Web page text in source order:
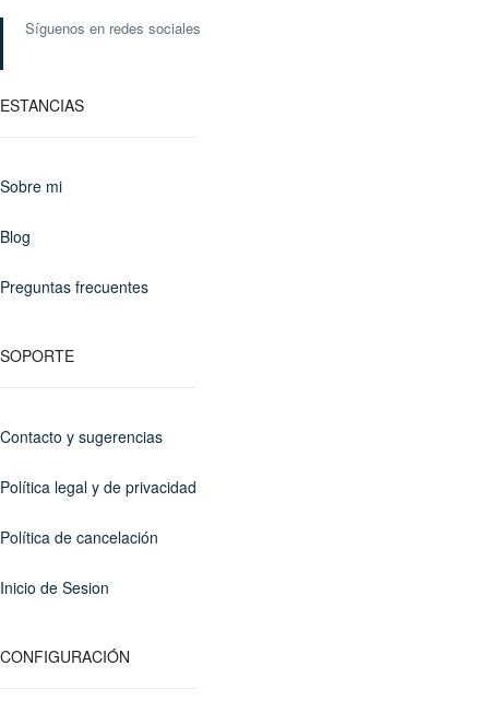
Síguenos en redes sociales
ESTANCIAS
Sobre mi
Blog
Preguntas frecuentes
SOPORTE
Contacto y sugerencias
Política legal y de privacidad
Política de cancelación
Inicio de Sesion
CONFIGURACIÓN